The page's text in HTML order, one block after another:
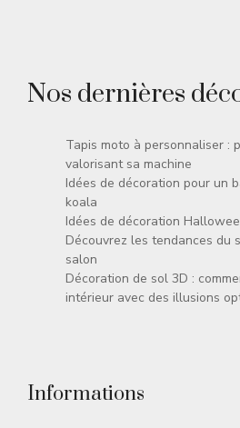
Nos dernières
Tapis moto à personnaliser :
valorisant sa machine
Idées de décoration pour un
koala
Idées de décoration
Découvrez les tendances du
salon
Décoration de sol 3D :
intérieur avec des illusions
Informations